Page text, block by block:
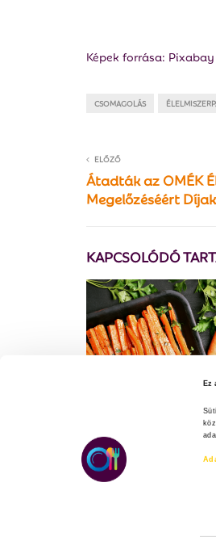
Ez
Képek forrása: Pixabay
CSOMAGOLÁS
ELŐZŐ
Átadták az OMÉK
Megelőzéséért
KAPCSOLÓDÓ
Heti menü répából